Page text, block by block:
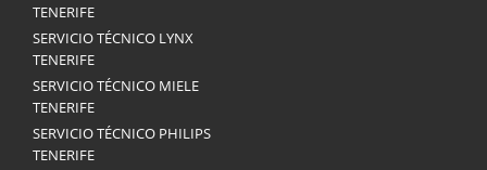
TENERIFE
SERVICIO TÉCNICO LYNX
TENERIFE
SERVICIO TÉCNICO MIELE
TENERIFE
SERVICIO TÉCNICO PHILIPS
TENERIFE